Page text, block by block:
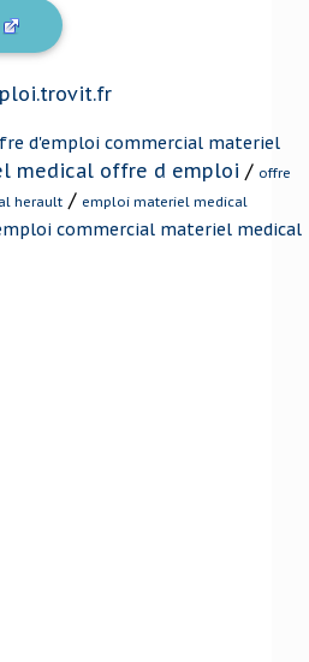
d'emploi commercial materiel
medical offre d emploi / offre
herault / emploi materiel medical
commercial materiel medical